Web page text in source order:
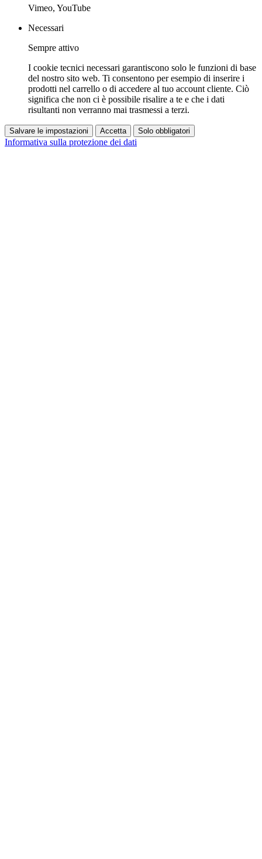
Vimeo, YouTube
Necessari
Sempre attivo
I cookie tecnici necessari garantiscono solo le funzioni di base
del nostro sito web. Ti consentono per esempio di inserire i
prodotti nel carrello o di accedere al tuo account cliente. Ciò
significa che non ci è possibile risalire a te e che i dati
risultanti non verranno mai trasmessi a terzi.
Salvare le impostazioni Accetta Solo obbligatori
Informativa sulla protezione dei dati